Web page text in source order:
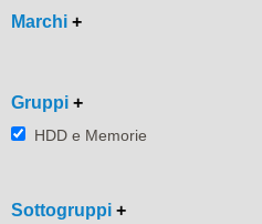
Marchi +
Gruppi +
HDD e Memorie
Sottogruppi +